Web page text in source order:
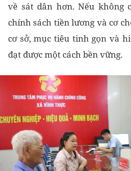
về sát dân hơn. Nếu không
chính sách tiền lương và cơ
cơ sở, mục tiêu tinh gọn và
đạt được một cách bền vững.